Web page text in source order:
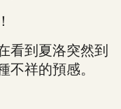
到夏洛突然到
不祥的預感。